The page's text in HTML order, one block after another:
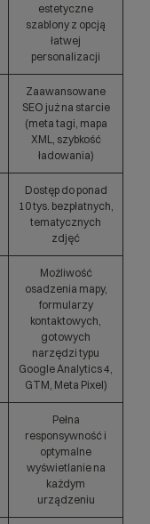
estetyczne
szablony z opcją
łatwej
personalizacji
Zaawansowane
SEO już na starcie
(meta tagi, mapa
XML, szybkość
ładowania)
Dostęp do ponad
10 tys. bezpłatnych,
tematycznych
zdjęć
Możliwość
osadzenia mapy,
formularzy
kontaktowych,
gotowych
narzędzi typu
Google Analytics 4,
GTM, Meta Pixel)
Pełna
responsywność i
optymalne
wyświetlanie na
każdym
urządzeniu